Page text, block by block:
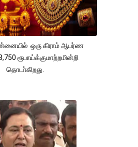
ஒரு கிராம் ஆபர்ண
ரூபாய்க்குமாற்றமின்றி
தொடா்கிறது.